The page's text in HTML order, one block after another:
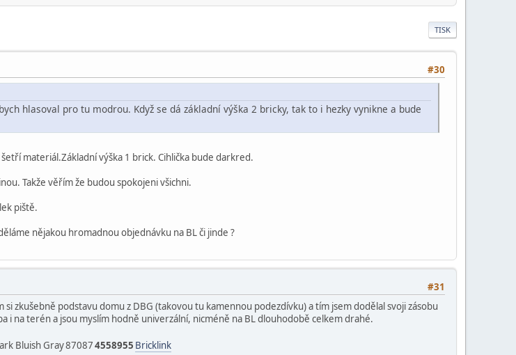
TISK
#30
hlasoval pro tu modrou. Když se dá základní výška 2 bricky, tak to i hezky vynikne a bude
materiál.Základní výška 1 brick. Cihlička bude darkred.
Takže věřím že budou spokojeni všichni.
piště.
nějakou hromadnou objednávku na BL či jinde ?
#31
zkušebně podstavu domu z DBG (takovou tu kamennou podezdívku) a tím jsem dodělal svoji zásobu
i na terén a jsou myslím hodně univerzální, nicméně na BL dlouhodobě celkem drahé.
Bluish Gray870874558955 Bricklink